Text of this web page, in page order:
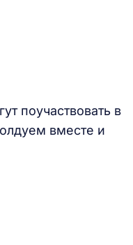
поучаствовать в
вместе и